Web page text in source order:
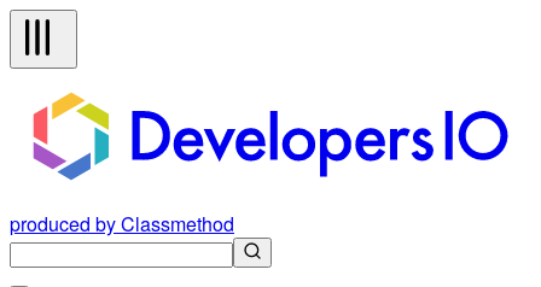
produced by Classmethod